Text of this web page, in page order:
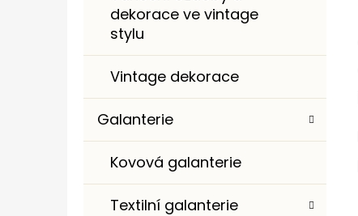
dekorace ve vintage
stylu
Vintage dekorace
Galanterie
Kovová galanterie
Textilní galanterie